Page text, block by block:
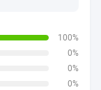
100%
0%
0%
0%